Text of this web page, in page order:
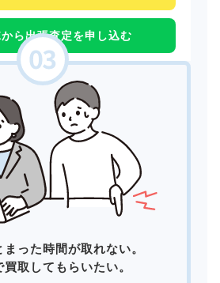
ら出張査定を申し込む
まった時間が取れない。
取してもらいたい。